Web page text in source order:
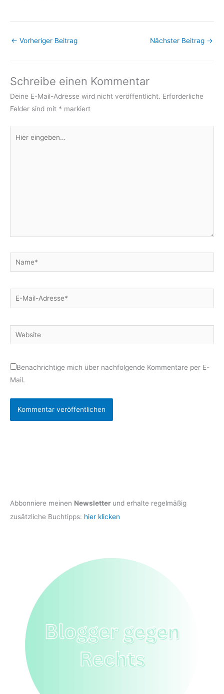
← Vorheriger Beitrag Nächster Beitrag →
Schreibe einen Kommentar
Deine E-Mail-Adresse wird nicht veröffentlicht. Erforderliche
Felder sind mit * markiert
eingeben…
Name*
E-
Mail-
Website
Benachrichtige mich über nachfolgende Kommentare per E-
Mail.
Abbonniere meinen Newsletter und erhalte regelmäßig
zusätzliche Buchtipps: hier klicken